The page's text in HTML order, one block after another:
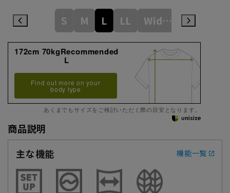
S M L LL WideLL
172cm 70kgRecommended
L
Find out more on your
body type
あくまでもサイズをご検討いただく際の目安となります。
商品説明
主な機能
機能一覧